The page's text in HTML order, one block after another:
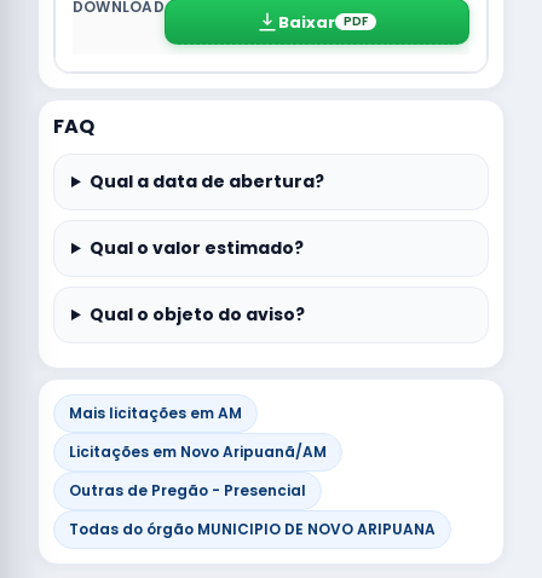
Baixar PDF
FAQ
Qual a data de abertura?
Qual o valor estimado?
Qual o objeto do aviso?
Mais licitações em AM
Licitações em Novo Aripuanã/AM
Outras de Pregão - Presencial
Todas do órgão MUNICIPIO DE NOVO ARIPUANA